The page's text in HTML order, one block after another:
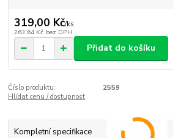
319,00 Kč/ks
263,64 Kč bez DPH
Přidat do košíku
Číslo produktu:
2559
Hlídat cenu / dostupnost
Kompletní specifikace